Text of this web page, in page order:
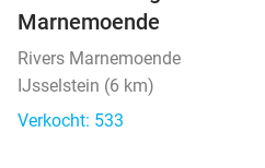
Marnemoende
Rivers Marnemoende
IJsselstein (6 km)
Verkocht: 533